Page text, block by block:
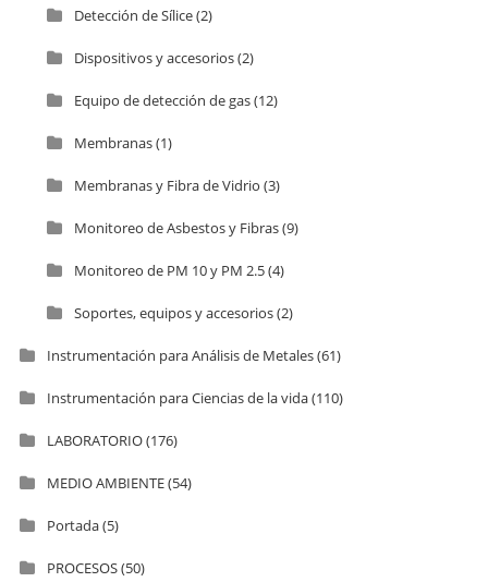
Detección de Sílice(2)
Dispositivos y accesorios(2)
Equipo de detección de gas(12)
Membranas(1)
Membranas y Fibra de Vidrio (3)
Monitoreo de Asbestos y Fibras(9)
Monitoreo de PM 10 y PM 2.5(4)
Soportes, equipos y accesorios(2)
Instrumentación para Análisis de Metales(61)
Instrumentación para Ciencias de la vida(110)
LABORATORIO(176)
MEDIO AMBIENTE(54)
Portada(5)
PROCESOS(50)